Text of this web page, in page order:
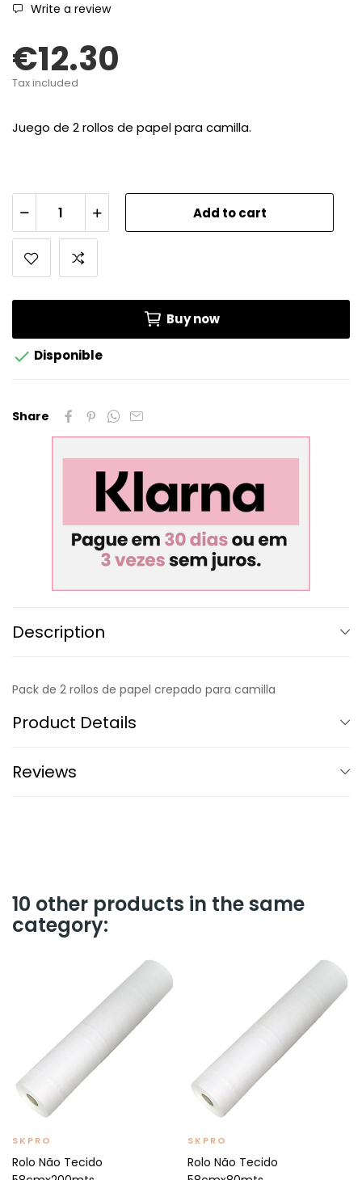
Write a review
€12.30
Tax included
Juego de 2 rollos de papel para camilla.
Add to cart
Buy now
 Disponible
Share
Description
Pack de 2 rollos de papel crepado para camilla
Product Details
Reviews
10 other products in the same
category:
SKPRO
Rolo Não Tecido
SKPRO
Rolo Não Tecido